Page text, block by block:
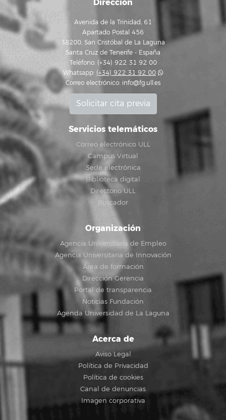
Avenida de la Trinidad, 61
Apartado Postal 456
38200, San Cristóbal de La Laguna
Santa Cruz de Tenerife - España
Teléfono: (+34) 922 31 92 00
Whatsapp: (+34) 922 31 92 00
Correo electrónico: info@fg.ull.es
Solicitar cita previa
Servicios telemáticos
Correo electrónico ULL
Campus Virtual
Sede electrónica
Biblioteca digital
Directorio ULL
Buscador
Organización
Agencia Universitaria de Empleo
Agencia Universitaria de Innovación
Área de formación
Dirección Gerencia
Portal de transparencia
Noticias Fundación
Agenda Universidad de La Laguna
Acerca de
Aviso Legal
Política de Privacidad
Política de cookies
Canal de denuncias
Imagen corporativa